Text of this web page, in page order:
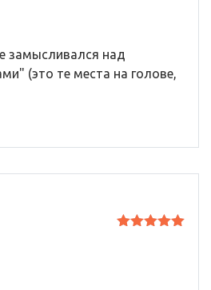
замысливался над
(это те места на голове,